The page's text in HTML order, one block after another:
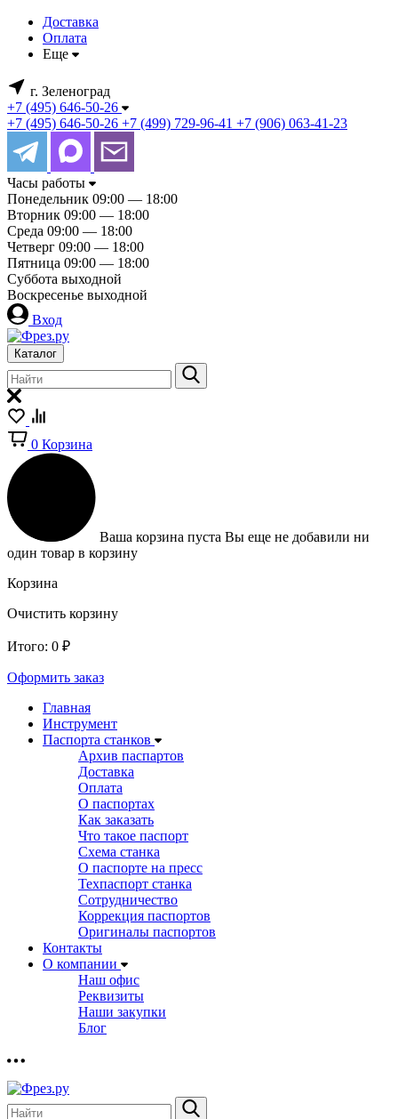
Доставка
Оплата
Еще
г. Зеленоград
+7 (495) 646-50-26
+7 (495) 646-50-26 +7 (499) 729-96-41 +7 (906) 063-41-23
Часы работы
Понедельник 09:00 — 18:00
Вторник 09:00 — 18:00
Среда 09:00 — 18:00
Четверг 09:00 — 18:00
Пятница 09:00 — 18:00
Суббота выходной
Воскресенье выходной
Вход
Каталог
0 Корзина
Ваша корзина пуста Вы еще не добавили ни
один товар в корзину
Корзина
Очистить корзину
Итого: 0 ₽
Оформить заказ
Главная
Инструмент
Паспорта станков
Архив паспартов
Доставка
Оплата
О паспортах
Как заказать
Что такое паспорт
Схема станка
О паспорте на пресс
Техпаспорт станка
Сотрудничество
Коррекция паспортов
Оригиналы паспортов
Контакты
О компании
Наш офис
Реквизиты
Наши закупки
Блог